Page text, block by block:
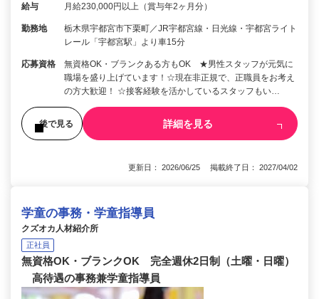
給与 月給230,000円以上（賞与年2ヶ月分）
勤務地
栃木県宇都宮市下栗町／JR宇都宮線・日光線・宇都宮ライト
レール「宇都宮駅」より車15分
応募資格
無資格OK・ブランクある方もOK ★男性スタッフが元気に
職場を盛り上げています！☆現在非正規で、正職員をお考え
の方大歓迎！ ☆接客経験を活かしているスタッフもい…
後で見る 詳細を見る
更新日： 2026/06/25 掲載終了日： 2027/04/02
学童の事務・学童指導員
クズオカ人材紹介所
正社員
無資格OK・ブランクOK 完全週休2日制（土曜・日曜）
高待遇の事務兼学童指導員